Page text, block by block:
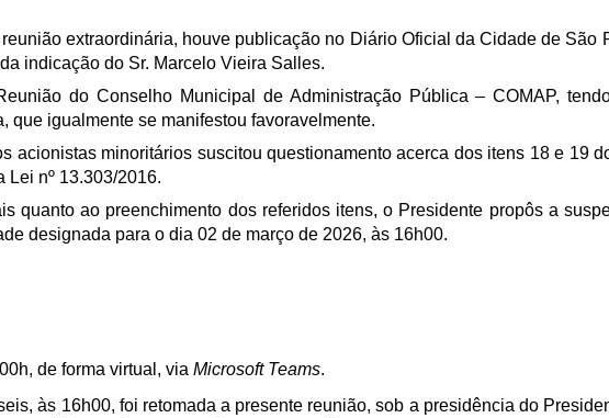
extraordinária, houve publicação no Diário Oficial da Cidade de São
indicação do Sr. Marcelo Vieira Salles.
do Conselho Municipal de Administração Pública – COMAP,
igualmente se manifestou favoravelmente.
acionistas minoritários suscitou questionamento acerca dos itens 18 e 19
Lei nº 13.303/2016.
quanto ao preenchimento dos referidos itens, o Presidente propôs a
designada para o dia 02 de março de 2026, às 16h00.
de forma virtual, viaMicrosoft Teams.
às 16h00, foi retomada a presente reunião, sob a presidência do